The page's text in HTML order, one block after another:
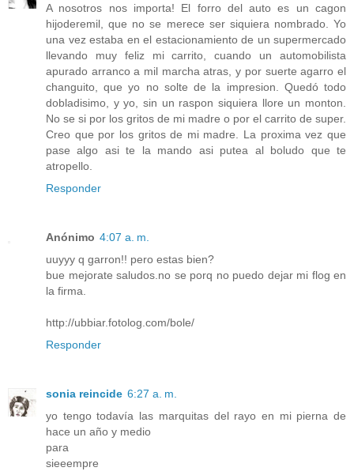
A nosotros nos importa! El forro del auto es un cagon
hijoderemil, que no se merece ser siquiera nombrado. Yo
una vez estaba en el estacionamiento de un supermercado
llevando muy feliz mi carrito, cuando un automobilista
apurado arranco a mil marcha atras, y por suerte agarro el
changuito, que yo no solte de la impresion. Quedó todo
dobladisimo, y yo, sin un raspon siquiera llore un monton.
No se si por los gritos de mi madre o por el carrito de super.
Creo que por los gritos de mi madre. La proxima vez que
pase algo asi te la mando asi putea al boludo que te
atropello.
Responder
Anónimo 4:07 a. m.
uuyyy q garron!! pero estas bien?
bue mejorate saludos.no se porq no puedo dejar mi flog en
la firma.
http://ubbiar.fotolog.com/bole/
Responder
sonia reincide 6:27 a. m.
yo tengo todavía las marquitas del rayo en mi pierna de
hace un año y medio
para
sieeempre